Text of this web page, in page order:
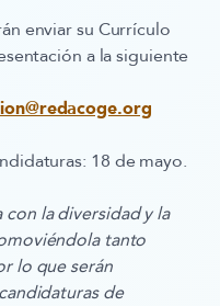
enviar su Currículo
a la siguiente
18 de mayo.
la diversidad y la
tanto
lo que serán
de